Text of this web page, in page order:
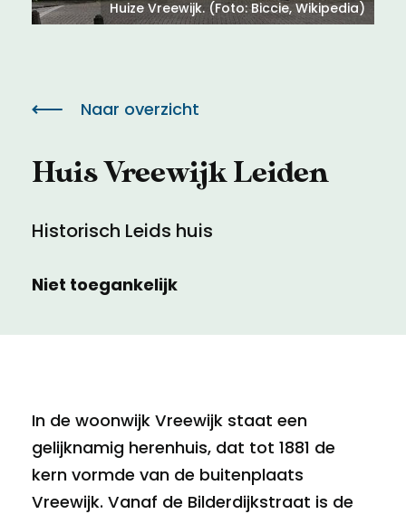
Huis Vreewijk Leiden
Historisch Leids huis
Niet toegankelijk
Naar overzicht
Huize Vreewijk. (Foto: Biccie, Wikipedia)
In de woonwijk Vreewijk staat een
gelijknamig herenhuis, dat tot 1881 de
kern vormde van de buitenplaats
Vreewijk. Vanaf de Bilderdijkstraat is de